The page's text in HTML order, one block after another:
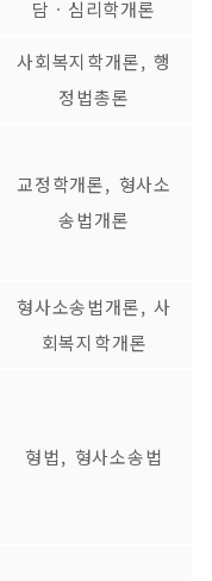
담ㆍ심리학개론
사회복지학개론, 행
정법총론
교정학개론, 형사소
송법개론
형사소송법개론, 사
회복지학개론
형법, 형사소송법